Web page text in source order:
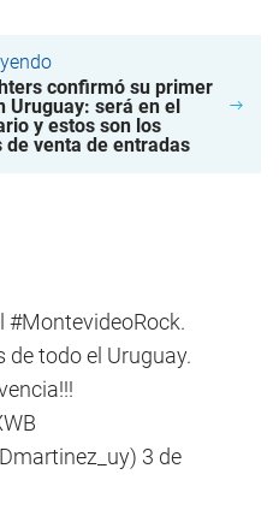
confirmó su primer
Uruguay: será en el
y estos son los
de venta de entradas
#MontevideoRock.
todo el Uruguay.
!!!
3 de